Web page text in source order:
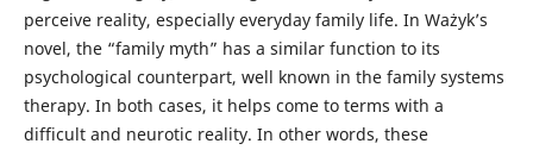
perceive reality, especially everyday family life. In Ważyk’s
novel, the “family myth” has a similar function to its
psychological counterpart, well known in the family systems
therapy. In both cases, it helps come to terms with a
difficult and neurotic reality. In other words, these